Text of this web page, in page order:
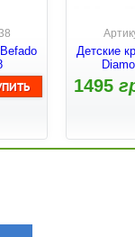
Детские
1495